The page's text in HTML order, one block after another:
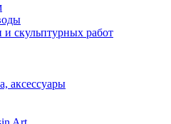
скульптурных работ
аксессуары